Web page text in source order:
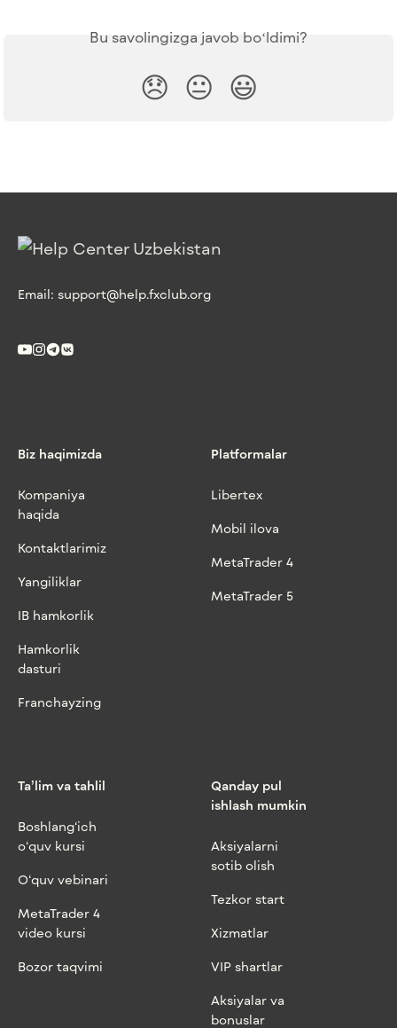
Bu savolingizga javob boʻldimi?
😞 😐 😃
Email: support@help.fxclub.org
Biz haqimizda
Kompaniya
haqida
Kontaktlarimiz
Yangiliklar
IB hamkorlik
Hamkorlik
dasturi
Franchayzing
Platformalar
Libertex
Mobil ilova
MetaTrader 4
MetaTrader 5
Ta’lim va tahlil
Boshlang‘ich
o‘quv kursi
O‘quv vebinari
MetaTrader 4
video kursi
Bozor taqvimi
Qanday pul
ishlash mumkin
Aksiyalarni
sotib olish
Tezkor start
Xizmatlar
VIP shartlar
Aksiyalar va
bonuslar